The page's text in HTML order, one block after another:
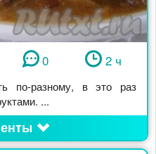
0 2 ч
по-разному, в это раз
...